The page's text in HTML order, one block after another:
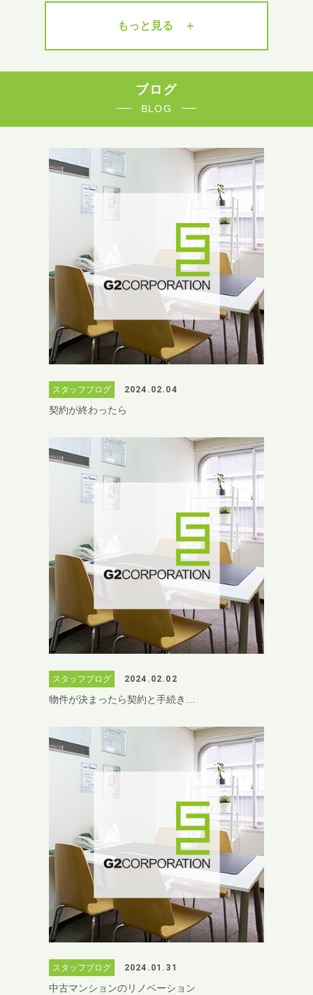
もっと見る ＋
ブログ
BLOG
スタッフブログ 2024.02.04
契約が終わったら
スタッフブログ 2024.02.02
物件が決まったら契約と手続き…
スタッフブログ 2024.01.31
中古マンションのリノベーション